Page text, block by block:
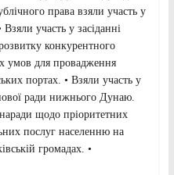
права взяли участь у
участь у засіданні
конкурентного
умов для провадження
портах. • Взяли участь у
ради нижнього Дунаю.
щодо пріоритетних
послуг населенню на
громадах. •